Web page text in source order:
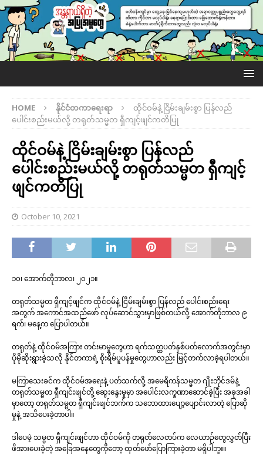
HOME နိုင်ငံတကာရေးရာ
ထိုင်ဝမ်နဲ့ ငြိမ်းချမ်းစွာ ပြန်လည်
ပေါင်းစည်းမယ်လို့ တရုတ်သမ္မတ ရှီကျင့်ဖျင်ကတိပြု
ထိုင်ဝမ်နဲ့ ငြိမ်းချမ်းစွာ ပြန်လည်
ပေါင်းစည်းမယ်လို့ တရုတ်သမ္မတ ရှီကျင့်
ဖျင်ကတိပြု
October 10, 2021
၁၀၊ အောက်တိုဘာလ၊ ၂၀၂၁။
တရုတ်သမ္မတ ရှီကျင့်ဖျင်က ထိုင်ဝမ်နဲ့ ငြိမ်းချမ်းစွာ ပြန်လည် ပေါင်းစည်းရေး
အတွက် အကောင်အထည်ဖော် လုပ်ဆောင်သွားမှာဖြစ်တယ်လို့ အောက်တိုဘာလ ၉
ရက်၊ မနေ့က ပြောပါတယ်။
တရုတ်နဲ့ ထိုင်ဝမ်အကြား တင်းမာမှုတွေဟာ ရက်သတ္တပတ်နှစ်ပတ်လောက်အတွင်းမှာ
ပိုမိုဆိုးရွားခဲ့သလို နိုင်တကာရဲ့ စိုးရိမ်ပူပန်မှုတွေဟာလည်း မြင့်တက်လာခဲ့ရပါတယ်။
မကြာသေးခင်က ထိုင်ဝမ်အရေးနဲ့ ပတ်သက်လို့ အမေရိကန်သမ္မတ ဂျိုးဘိုင်ဒမ်နဲ့
တရုတ်သမ္မတ ရှီကျင်းဖျင်တို့ ဆွေးနွေးမှုမှာ အပေါင်းလက္ခဏာဆောင်ခဲ့ပြီး အခုအခါ
မှာတော့ တရုတ်သမ္မတ ရှီကျင်းဖျင်ဘက်က သဘောထားပျော့ပျောင်းလာတဲ့ ပြောဆို
မှုနဲ့ အသိပေးခဲ့တာပါ။
ဒါပေမဲ့ သမ္မတ ရှီကျင်းဖျင်ဟာ ထိုင်ဝမ်ကို တရုတ်လေတပ်က လေယာဉ်တွေလွှတ်ပြီး
ဖိအားပေးခဲ့တဲ့ အခြေအနေတွေကိုတော့ ထုတ်ဖော်ပြောကြားခဲ့တာ မရှိပါဘူး။